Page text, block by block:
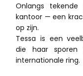
Onlangs
kantoor — een
op zijn.
Tessa is een
die haar
internationale ring.